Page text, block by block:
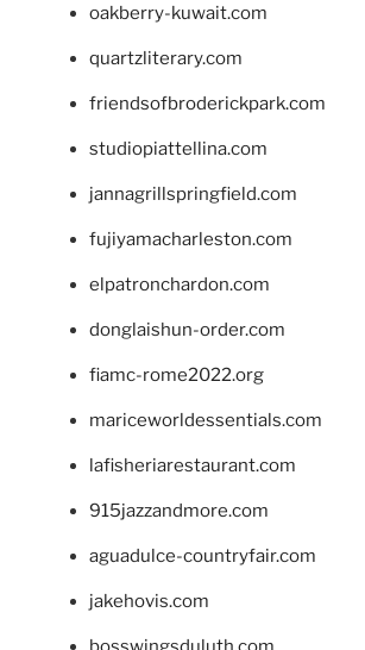
oakberry-kuwait.com
quartzliterary.com
friendsofbroderickpark.com
studiopiattellina.com
jannagrillspringfield.com
fujiyamacharleston.com
elpatronchardon.com
donglaishun-order.com
fiamc-rome2022.org
mariceworldessentials.com
lafisheriarestaurant.com
915jazzandmore.com
aguadulce-countryfair.com
jakehovis.com